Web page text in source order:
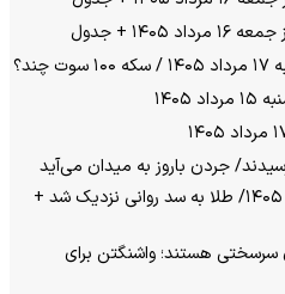
+ جدول
جردن باروز به میدان می‌آید
قیمت طلا امروز ۱۵ مردادماه ۱۴۰۵/ طلا به سد روانی نزدیک شد +
سرسختی هستند؛ واشنگتن برای